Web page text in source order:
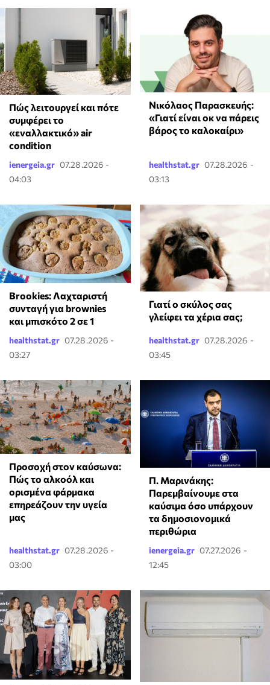
Πώς λειτουργεί και πότε
συμφέρει το
«εναλλακτικό» air
condition
ienergeia.gr 07.28.2026 -
04:03
Νικόλαος Παρασκευής:
«Γιατί είναι οκ να πάρεις
βάρος το καλοκαίρι»
healthstat.gr 07.28.2026 -
03:13
Brookies: Λαχταριστή
συνταγή για brownies
και μπισκότο 2 σε 1
healthstat.gr 07.28.2026 -
03:27
Γιατί ο σκύλος σας
γλείφει τα χέρια σας;
healthstat.gr 07.28.2026 -
03:45
Προσοχή στον καύσωνα:
Πώς το αλκοόλ και
ορισμένα φάρμακα
επηρεάζουν την υγεία
μας
healthstat.gr 07.28.2026 -
03:00
Π. Μαρινάκης:
Παρεμβαίνουμε στα
καύσιμα όσο υπάρχουν
τα δημοσιονομικά
περιθώρια
ienergeia.gr 07.27.2026 -
12:45